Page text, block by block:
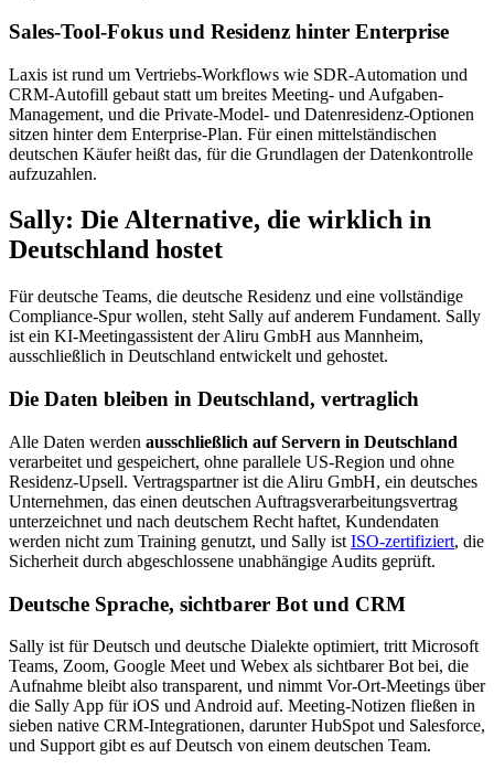
Sales-Tool-Fokus und Residenz hinter Enterprise
Laxis ist rund um Vertriebs-Workflows wie SDR-Automation und
CRM-Autofill gebaut statt um breites Meeting- und Aufgaben-
Management, und die Private-Model- und Datenresidenz-Optionen
sitzen hinter dem Enterprise-Plan. Für einen mittelständischen
deutschen Käufer heißt das, für die Grundlagen der Datenkontrolle
aufzuzahlen.
Sally: Die Alternative, die wirklich in
Deutschland hostet
Für deutsche Teams, die deutsche Residenz und eine vollständige
Compliance-Spur wollen, steht Sally auf anderem Fundament. Sally
ist ein KI-Meetingassistent der Aliru GmbH aus Mannheim,
ausschließlich in Deutschland entwickelt und gehostet.
Die Daten bleiben in Deutschland, vertraglich
Alle Daten werden ausschließlich auf Servern in Deutschland
verarbeitet und gespeichert, ohne parallele US-Region und ohne
Residenz-Upsell. Vertragspartner ist die Aliru GmbH, ein deutsches
Unternehmen, das einen deutschen Auftragsverarbeitungsvertrag
unterzeichnet und nach deutschem Recht haftet, Kundendaten
werden nicht zum Training genutzt, und Sally ist ISO-zertifiziert, die
Sicherheit durch abgeschlossene unabhängige Audits geprüft.
Deutsche Sprache, sichtbarer Bot und CRM
Sally ist für Deutsch und deutsche Dialekte optimiert, tritt Microsoft
Teams, Zoom, Google Meet und Webex als sichtbarer Bot bei, die
Aufnahme bleibt also transparent, und nimmt Vor-Ort-Meetings über
die Sally App für iOS und Android auf. Meeting-Notizen fließen in
sieben native CRM-Integrationen, darunter HubSpot und Salesforce,
und Support gibt es auf Deutsch von einem deutschen Team.